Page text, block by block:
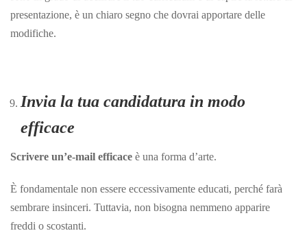
presentazione, è un chiaro segno che dovrai apportare delle
modifiche.
Invia la tua candidatura in modo
efficace
Scrivere un’e-mail efficace è una forma d’arte.
È fondamentale non essere eccessivamente educati, perché farà
sembrare insinceri. Tuttavia, non bisogna nemmeno apparire
freddi o scostanti.